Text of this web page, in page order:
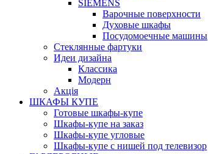
SIEMENS
Варочные поверхности
Духовые шкафы
Посудомоечные машины
Стеклянные фартуки
Идеи дизайна
Класcика
Модерн
Акція
ШКАФЫ КУПЕ
Готовые шкафы-купе
Шкафы-купе на заказ
Шкафы-купе угловые
Шкафы-купе с нишей под телевизор